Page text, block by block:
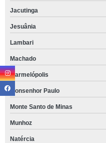
Jacutinga
Jesuânia
Lambari
Machado
Marmelópolis
Monsenhor Paulo
Monte Santo de Minas
Munhoz
Natércia